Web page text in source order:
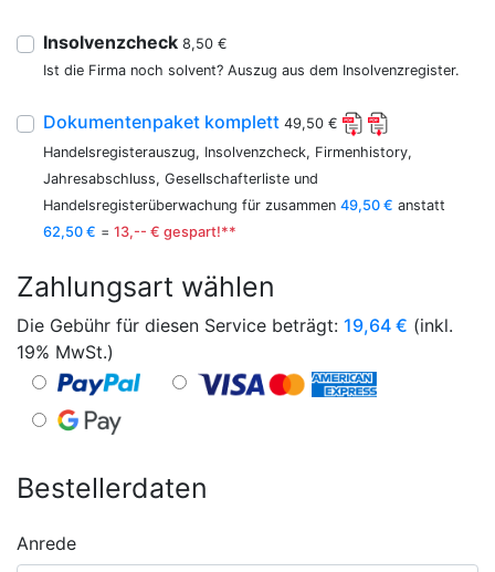
Insolvenzcheck 8,50 €
Ist die Firma noch solvent? Auszug aus dem Insolvenzregister.
Dokumentenpaket komplett 49,50 €
Handelsregisterauszug, Insolvenzcheck, Firmenhistory,
Jahresabschluss, Gesellschafterliste und
Handelsregisterüberwachung für zusammen 49,50 € anstatt
62,50 € = 13,-- € gespart!**
Zahlungsart wählen
Die Gebühr für diesen Service beträgt: 19,64 € (inkl.
19% MwSt.)
Bestellerdaten
Anrede